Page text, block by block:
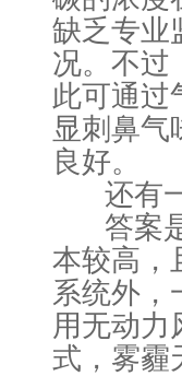
缺乏专业
况。不过
此可通过
显刺鼻气
良好。
还有
答案
本较高，
系统外，
用无动力
式，雾霾